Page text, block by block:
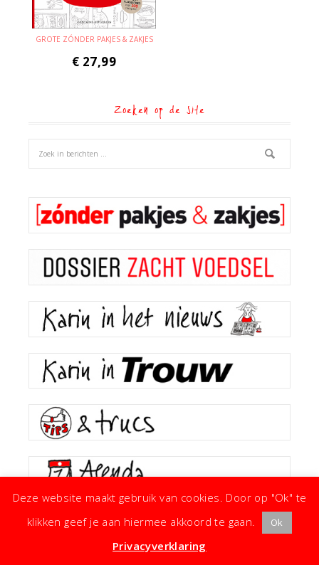
GROTE ZÓNDER PAKJES & ZAKJES
€ 27,99
Zoeken op de site
Deze website maakt gebruik van cookies. Door op "Ok" te
klikken geef je aan hiermee akkoord te gaan.
Ok
Privacyverklaring